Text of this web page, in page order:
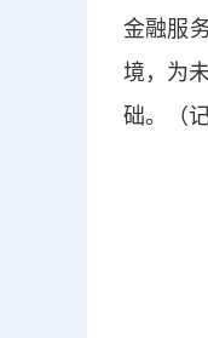
金融服
境，为
础。（